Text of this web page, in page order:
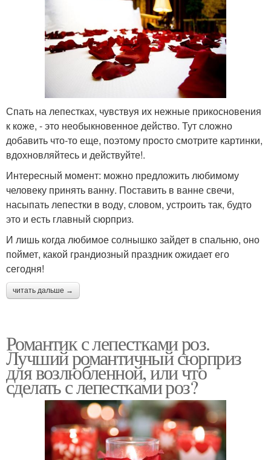
Спать на лепестках, чувствуя их нежные прикосновения
к коже, - это необыкновенное действо. Тут сложно
добавить что-то еще, поэтому просто смотрите картинки,
вдохновляйтесь и действуйте!.
Интересный момент: можно предложить любимому
человеку принять ванну. Поставить в ванне свечи,
насыпать лепестки в воду, словом, устроить так, будто
это и есть главный сюрприз.
И лишь когда любимое солнышко зайдет в спальню, оно
поймет, какой грандиозный праздник ожидает его
сегодня!
читать дальше →
Романтик с лепестками роз.
Лучший романтичный сюрприз
для возлюбленной, или что
сделать с лепестками роз?